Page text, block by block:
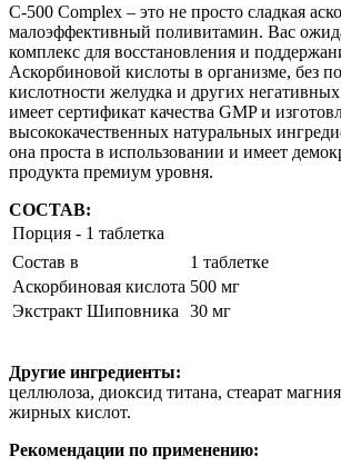
C-500 Complex – это не просто сладкая
малоэффективный поливитамин. Вас
комплекс для восстановления и
Аскорбиновой кислоты в организме, без
кислотности желудка и других
имеет сертификат качества GMP и
высококачественных натуральных
она проста в использовании и имеет
продукта премиум уровня.
СОСТАВ:
Порция - 1 таблетка
Состав в
1 таблетке
Аскорбиновая кислота 500 мг
Экстракт Шиповника
30 мг
Другие ингредиенты:
целлюлоза, диоксид титана, стеарат
жирных кислот.
Рекомендации по применению: